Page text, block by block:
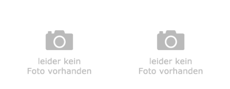
Tischkultur
Trocken-/Backfrüchte